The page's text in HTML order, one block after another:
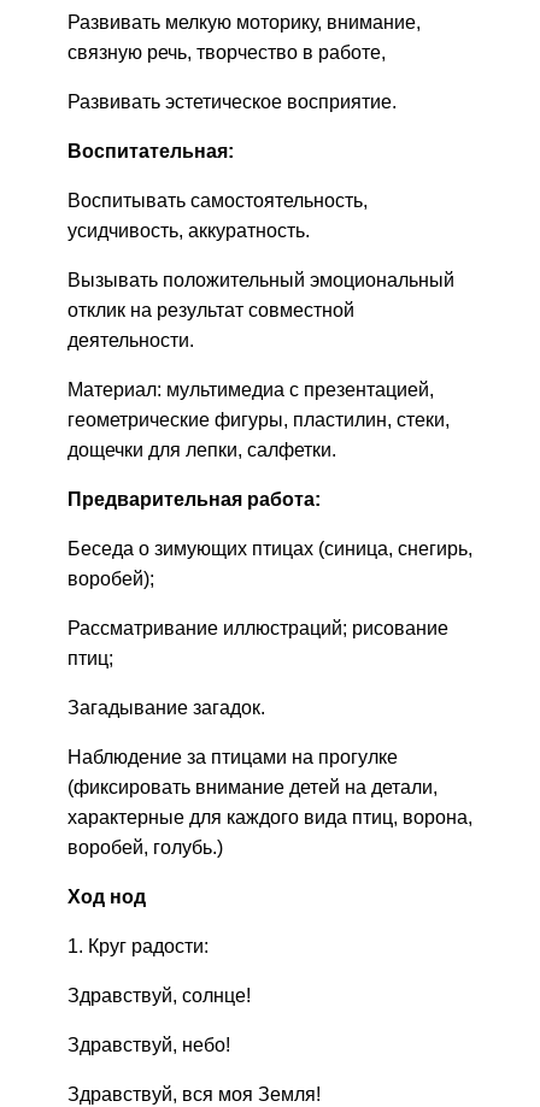
Развивать мелкую моторику, внимание,
связную речь, творчество в работе,
Развивать эстетическое восприятие.
Воспитательная:
Воспитывать самостоятельность,
усидчивость, аккуратность.
Вызывать положительный эмоциональный
отклик на результат совместной
деятельности.
Материал: мультимедиа с презентацией,
геометрические фигуры, пластилин, стеки,
дощечки для лепки, салфетки.
Предварительная работа:
Беседа о зимующих птицах (синица, снегирь,
воробей);
Рассматривание иллюстраций; рисование
птиц;
Загадывание загадок.
Наблюдение за птицами на прогулке
(фиксировать внимание детей на детали,
характерные для каждого вида птиц, ворона,
воробей, голубь.)
Ход нод
1. Круг радости:
Здравствуй, солнце!
Здравствуй, небо!
Здравствуй, вся моя Земля!